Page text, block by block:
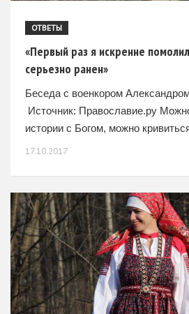
ОТВЕТЫ
«Первый раз я искренне
серьезно ранен»
Беседа с военкором
Источник: Православие.ру
истории с Богом, можно
факт – как пуля: если не
17.10.2017